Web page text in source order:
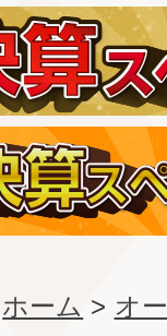
ホーム > オ